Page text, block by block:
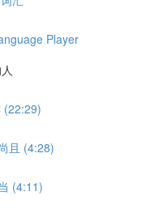
Player
(22:29)
且 (4:28)
(4:11)